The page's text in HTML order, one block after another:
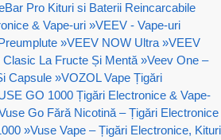
Pro Kituri si Baterii Reincarcabile
& Vape-uri »VEEV - Vape-uri
»VEEV NOW Ultra »VEEV
La Fructe Și Mentă »Veev One –
Capsule »VOZOL Vape Țigări
GO 1000 Țigări Electronice & Vape-
Go Fără Nicotină – Țigări Electronice
»Vuse Vape – Țigări Electronice, Kituri